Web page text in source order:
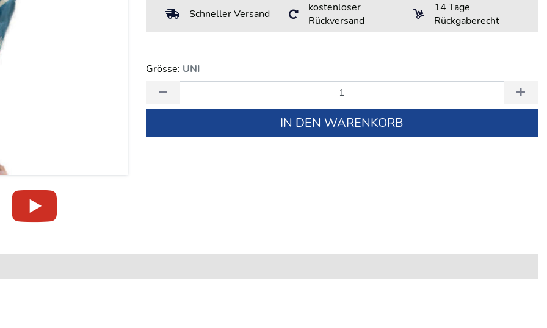
Schneller Versand
kostenloser
Rückversand
14 Tage
Rückgaberecht
Grösse: UNI
IN DEN WARENKORB